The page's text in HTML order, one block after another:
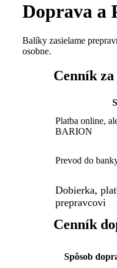
Doprava a
Balíky zasielame
osobne.
Cenník
Platba online,
BARION
Prevod do
Dobierka,
prepravcovi
Cenník
Spôsob